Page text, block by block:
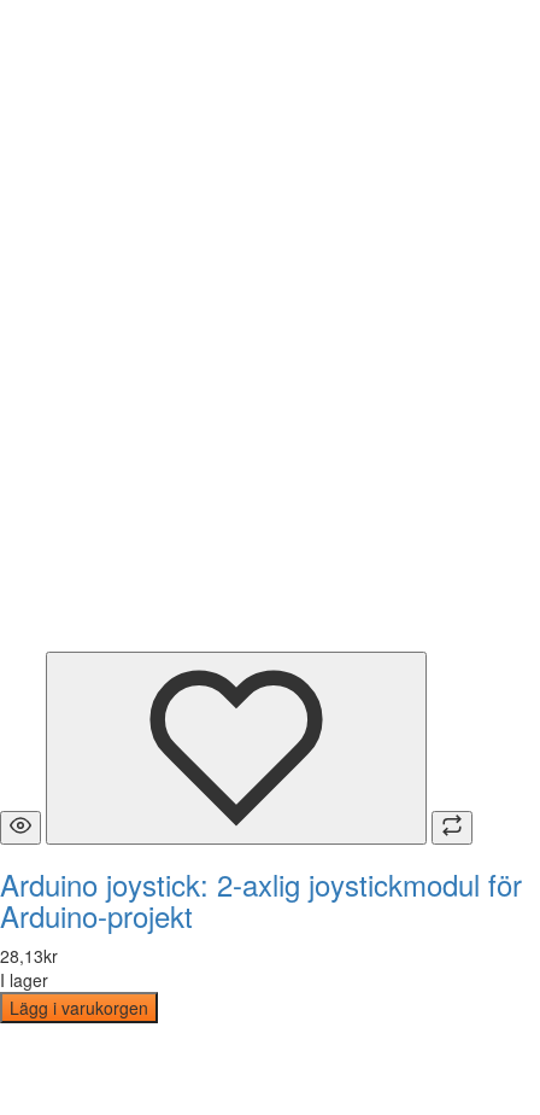
Arduino joystick: 2-axlig joystickmodul för
Arduino-projekt
28,13kr
I lager
Lägg i varukorgen